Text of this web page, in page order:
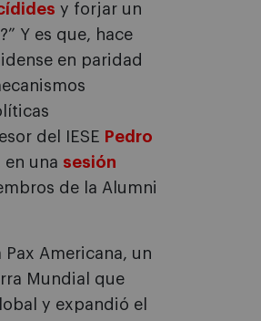
y forjar un
Y es que, hace
en paridad
del IESE Pedro
una sesión
de la Alumni
Americana, un
Mundial que
y expandió el